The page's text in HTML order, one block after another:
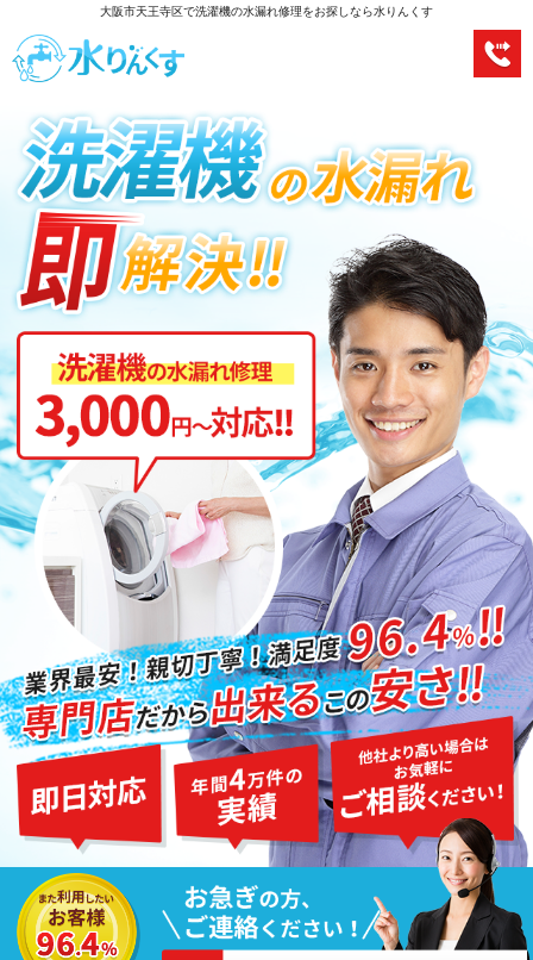
大阪市天王寺区で洗濯機の水漏れ修理をお探しなら水りんくす